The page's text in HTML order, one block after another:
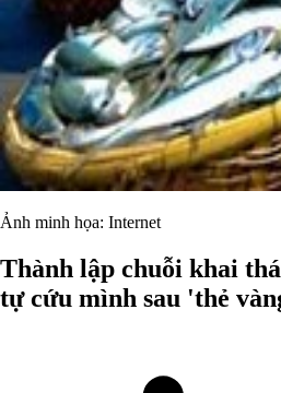
Ảnh minh họa: Internet
Thành lập chuỗi khai
tự cứu mình sau 'thẻ